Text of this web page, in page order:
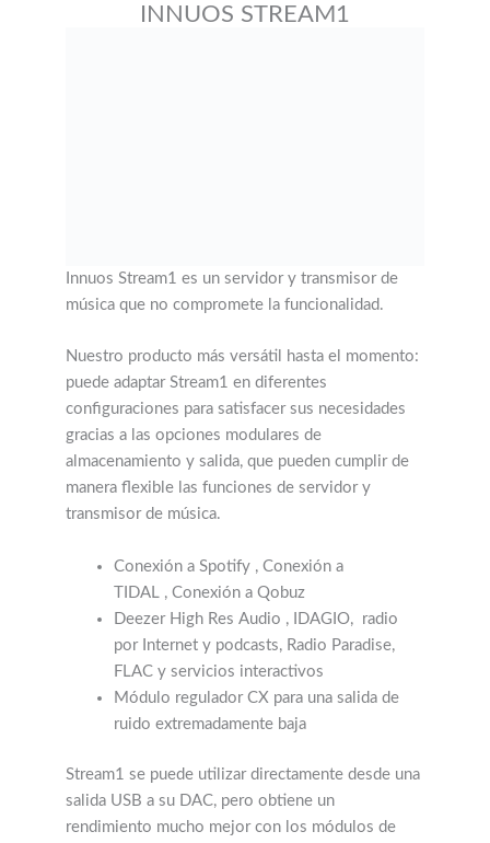
INNUOS STREAM1
Innuos Stream1 es un servidor y transmisor de
música que no compromete la funcionalidad.
Nuestro producto más versátil hasta el momento:
puede adaptar Stream1 en diferentes
configuraciones para satisfacer sus necesidades
gracias a las opciones modulares de
almacenamiento y salida, que pueden cumplir de
manera flexible las funciones de servidor y
transmisor de música.
Conexión a Spotify , Conexión a
TIDAL , Conexión a Qobuz
Deezer High Res Audio , IDAGIO, radio
por Internet y podcasts, Radio Paradise,
FLAC y servicios interactivos
Módulo regulador CX para una salida de
ruido extremadamente baja
Stream1 se puede utilizar directamente desde una
salida USB a su DAC, pero obtiene un
rendimiento mucho mejor con los módulos de